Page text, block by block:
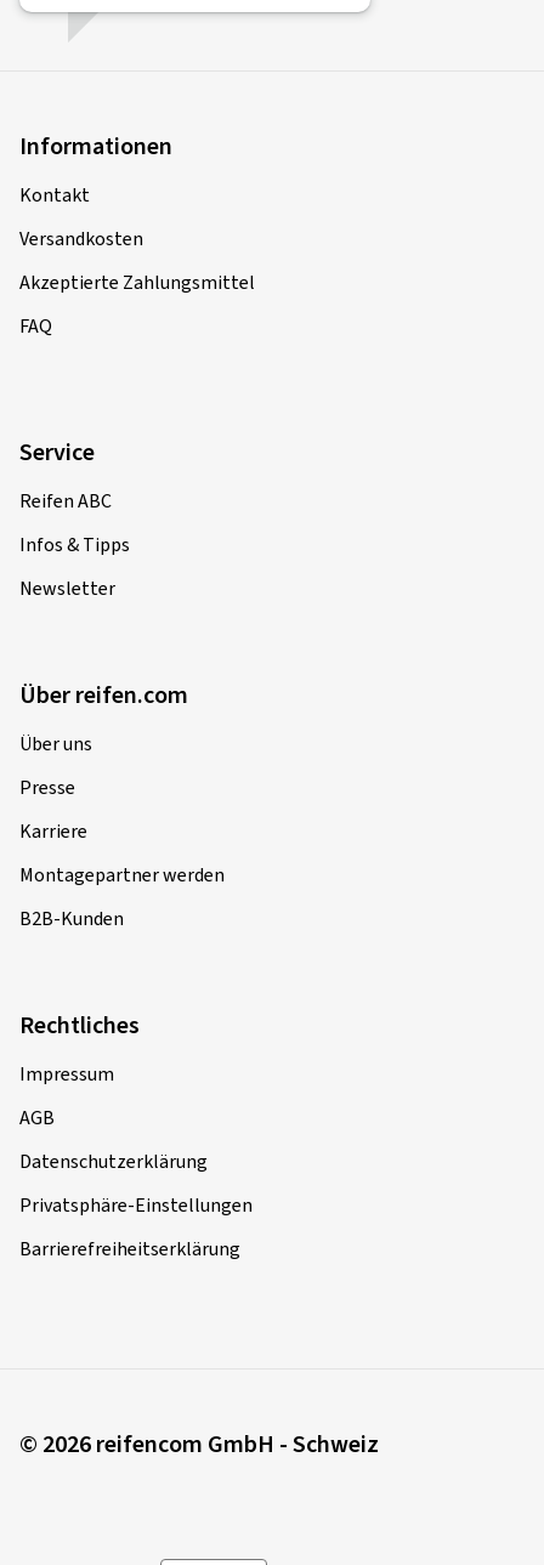
Informationen
Kontakt
Versandkosten
Akzeptierte Zahlungsmittel
FAQ
Service
Reifen ABC
Infos & Tipps
Newsletter
Über reifen.com
Über uns
Presse
Karriere
Montagepartner werden
B2B-Kunden
Rechtliches
Impressum
AGB
Datenschutzerklärung
Privatsphäre-Einstellungen
Barrierefreiheitserklärung
© 2026 reifencom GmbH - Schweiz